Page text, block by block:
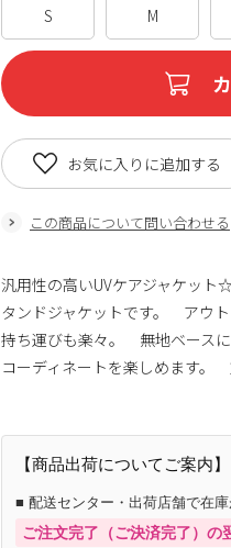
S M
この商品について問い合わせる
お気に入りに追加する
汎用性の高いUVケアジャケット
タンドジャケットです。 アウ
持ち運びも楽々。 無地ベース
コーディネートを楽しめます。
【商品出荷についてご案内】
■ 配送センター・出荷店舗で在
ご注文完了（ご決済完了）の